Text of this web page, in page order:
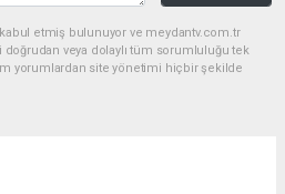
kabul etmiş bulunuyor ve meydantv.com.tr
doğrudan veya dolaylı tüm sorumluluğu tek
yorumlardan site yönetimi hiçbir şekilde